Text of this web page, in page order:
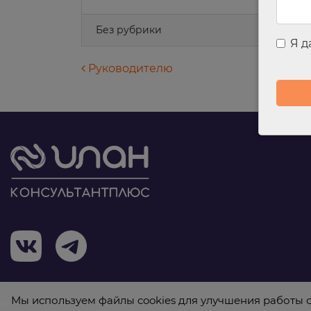
Без рубрики
Навигация по записям
Руководителю
Я
Мы используем файлы cookies для улучшения работы